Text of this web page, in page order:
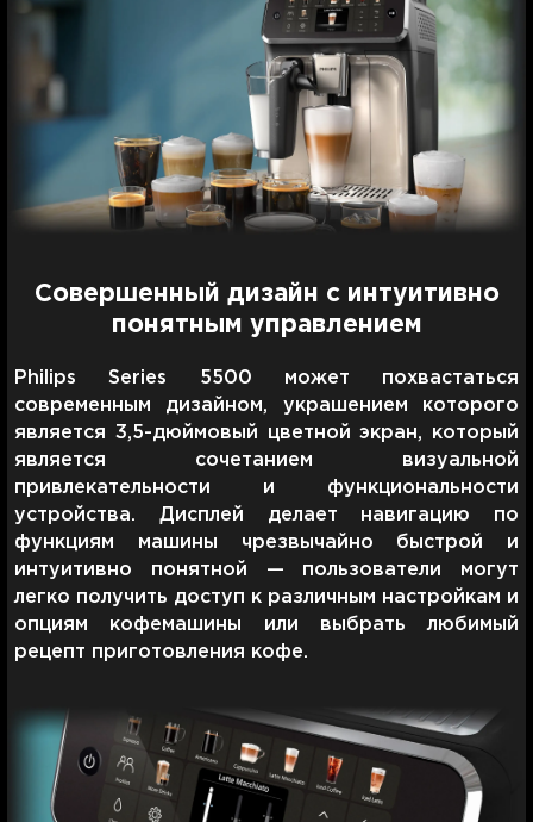
Совершенный дизайн с интуитивно
понятным управлением
Philips Series 5500 может похвастаться
современным дизайном, украшением которого
является 3,5-дюймовый цветной экран, который
является сочетанием визуальной
привлекательности и функциональности
устройства. Дисплей делает навигацию по
функциям машины чрезвычайно быстрой и
интуитивно понятной — пользователи могут
легко получить доступ к различным настройкам и
опциям кофемашины или выбрать любимый
рецепт приготовления кофе.